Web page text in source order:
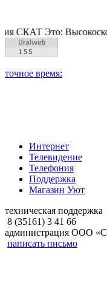
Это:
Интернет
Телевидение
Телефония
Поддержка
Магазин Уют
техническая поддержка
8 (35161) 3 41 66
администрация ООО
написать письмо